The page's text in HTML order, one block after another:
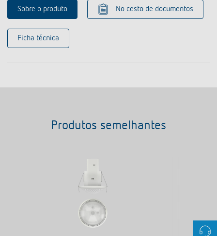
Sobre o produto No cesto de documentos
Ficha técnica
Produtos semelhantes